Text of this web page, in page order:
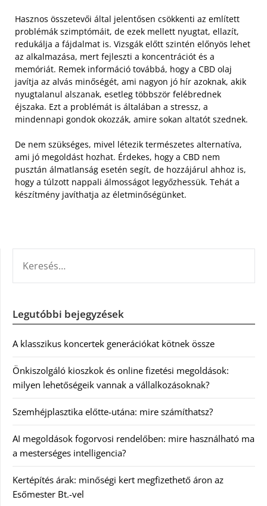
Hasznos összetevői által jelentősen csökkenti az említett
problémák szimptómáit, de ezek mellett nyugtat, ellazít,
redukálja a fájdalmat is. Vizsgák előtt szintén előnyös lehet
az alkalmazása, mert fejleszti a koncentrációt és a
memóriát. Remek információ továbbá, hogy a CBD olaj
javítja az alvás minőségét, ami nagyon jó hír azoknak, akik
nyugtalanul alszanak, esetleg többször felébrednek
éjszaka. Ezt a problémát is általában a stressz, a
mindennapi gondok okozzák, amire sokan altatót szednek.
De nem szükséges, mivel létezik természetes alternatíva,
ami jó megoldást hozhat. Érdekes, hogy a CBD nem
pusztán álmatlanság esetén segít, de hozzájárul ahhoz is,
hogy a túlzott nappali álmosságot legyőzhessük. Tehát a
készítmény javíthatja az életminőségünket.
Legutóbbi bejegyzések
A klasszikus koncertek generációkat kötnek össze
Önkiszolgáló kioszkok és online fizetési megoldások:
milyen lehetőségeik vannak a vállalkozásoknak?
Szemhéjplasztika előtte-utána: mire számíthatsz?
AI megoldások fogorvosi rendelőben: mire használható ma
a mesterséges intelligencia?
Kertépítés árak: minőségi kert megfizethető áron az
Esőmester Bt.-vel